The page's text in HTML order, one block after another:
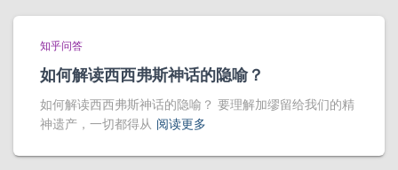
知乎问答
如何解读西西弗斯神话的隐喻？
如何解读西西弗斯神话的隐喻？ 要理解加缪留给我们的精
神遗产，一切都得从 阅读更多